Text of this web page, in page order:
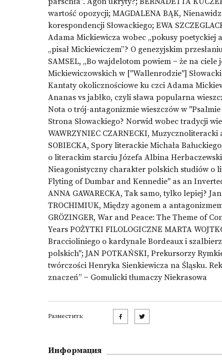
wartość opozycji; MAGDALENA BĄK,
korespondencji Słowackiego; EWA
Adama Mickiewicza wobec „pokusy poetyckiej
„pisał Mickiewiczem”? O genezyjskim
SAMSEL, „Bo wajdelotom powiem − że na
Mickiewiczowskich w ["Wallenrodzie"]
Kantaty okolicznościowe ku czci Adama
Ananas vs jabłko, czyli sława popularna
Nota o trój-antagonizmie wieszczów w
Strona Słowackiego? Norwid wobec tradycji
WAWRZYNIEC CZARNECKI,
SOBIECKA, Spory literackie Michała
o literackim starciu Józefa Albina
Nieagonistyczny charakter polskich studiów o
Flyting of Dumbar and Kennedie" as an
ANNA GAWARECKA, Tak samo, tylko lepiej?
TROCHIMIUK, Między agonem a
GRÖZINGER, War and Peace: The Theme of
Years POŻYTKI FILOLOGICZNE MARTA
Braccioliniego o kardynale Bordeaux i
polskich"; JAN POTKAŃSKI, Prekursorzy
twórczości Henryka Sienkiewicza na Śląsku.
znaczeń” − Gomulicki tłumaczy Niekrasowa
Разместить:
Информация